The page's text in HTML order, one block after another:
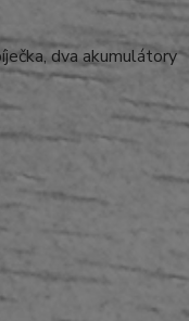
dva akumulátory